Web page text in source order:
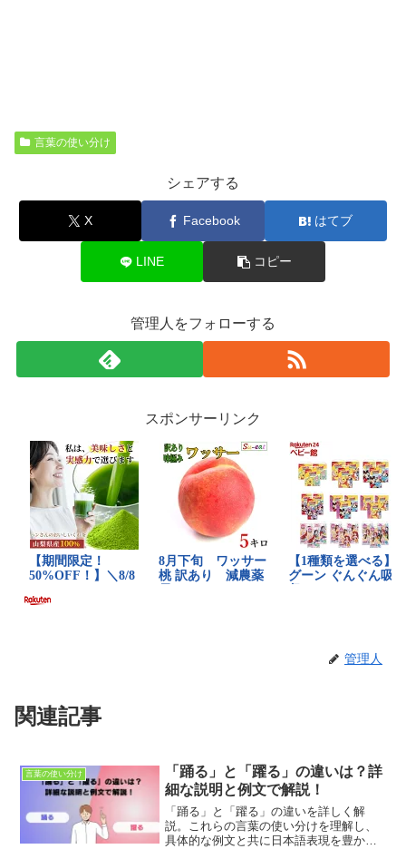
言葉の使い分け
シェアする
X Facebook はてブ
LINE コピー
管理人をフォローする
スポンサーリンク
管理人
関連記事
言葉の使い分け
「踊る」と「躍る」の違いは？詳
細な説明と例文で解説！
「踊る」と「躍る」の違いを詳しく解
説。これらの言葉の使い分けを理解し、
具体的な例文と共に日本語表現を豊かに